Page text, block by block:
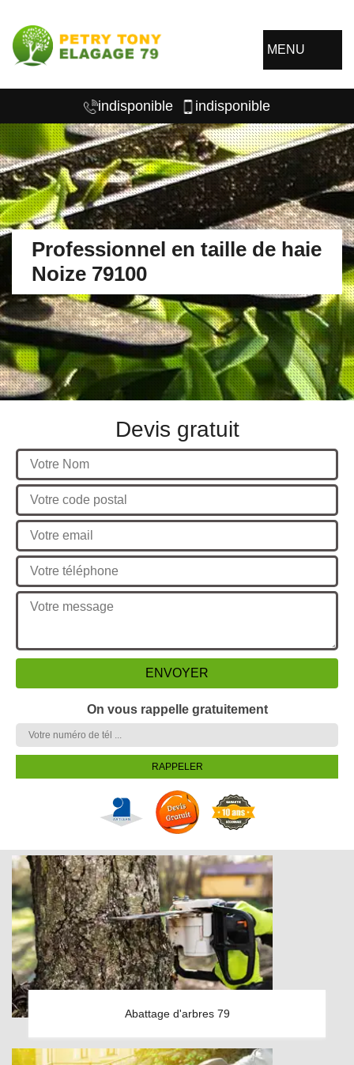
MENU
indisponible indisponible
Professionnel en taille de haie
Noize 79100
Devis gratuit
On vous rappelle gratuitement
Abattage d'arbres 79